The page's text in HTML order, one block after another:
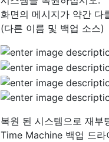
화면의 메시지가 약간 다
(다른 이름 및 백업 소스)
복원 된 시스템으로 재부
Time Machine 백업 드라